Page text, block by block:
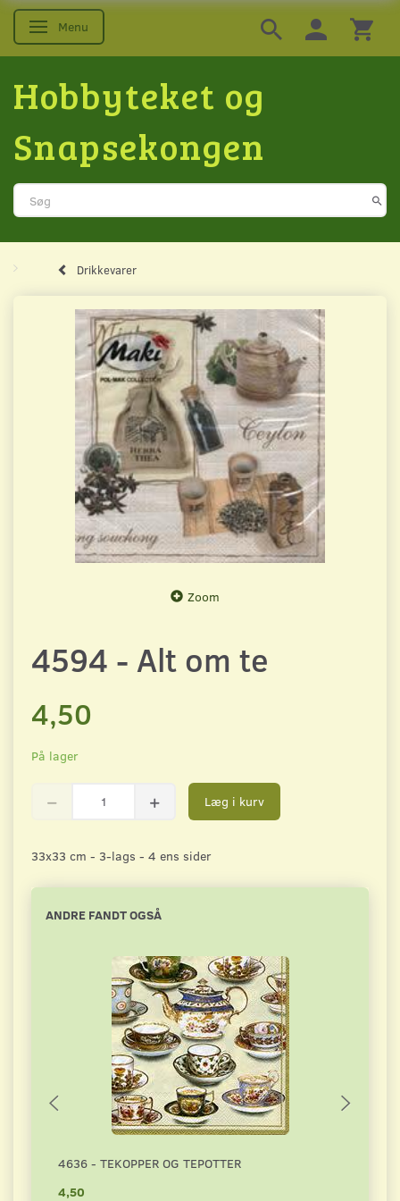
Skifte navigation
Menu
Hobbyteket og
Snapsekongen
Drikkevarer
Zoom
4594 - Alt om te
4,50
På lager
Læg i kurv
33x33 cm - 3-lags - 4 ens sider
ANDRE FANDT OGSÅ
4636 - TEKOPPER OG TEPOTTER
4,50